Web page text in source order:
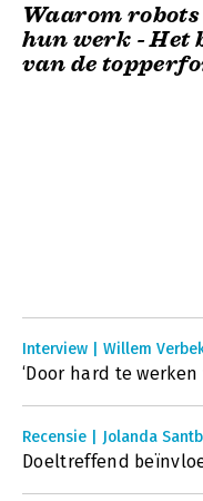
Waarom
hun werk - Het
van de
Interview | Willem
‘Door hard te
Recensie | Jolanda
Doeltreffend